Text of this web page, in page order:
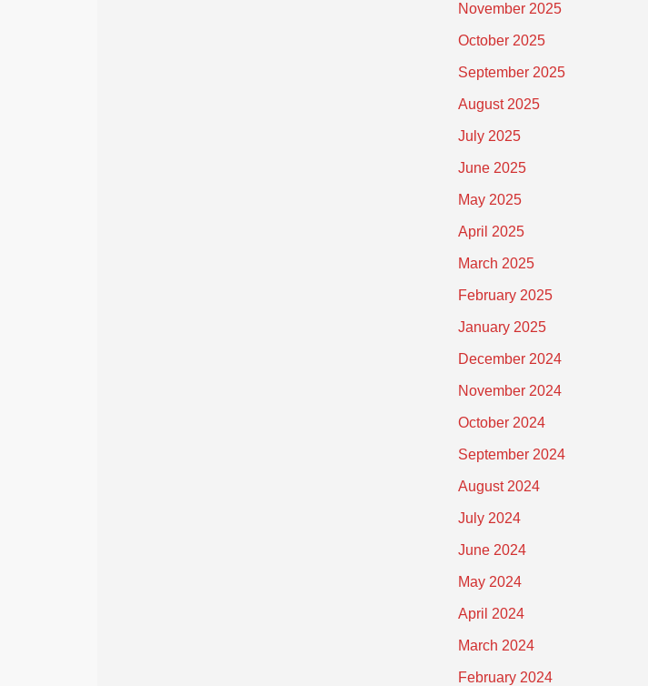
November 2025
October 2025
September 2025
August 2025
July 2025
June 2025
May 2025
April 2025
March 2025
February 2025
January 2025
December 2024
November 2024
October 2024
September 2024
August 2024
July 2024
June 2024
May 2024
April 2024
March 2024
February 2024